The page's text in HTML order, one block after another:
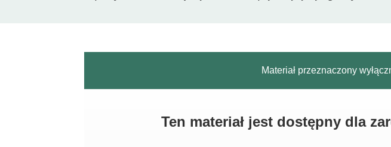
Materiał przeznaczony
Ten materiał jest dostępny dla